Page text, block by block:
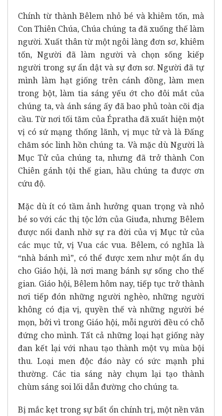
Chính từ thành Bêlem nhỏ bé và khiêm tốn, mà
Con Thiên Chúa, Chúa chúng ta đã xuống thế làm
người. Xuất thân từ một ngôi làng đơn sơ, khiêm
tốn, Người đã làm người và chọn sống kiếp
người trong sự ẩn dật và sự đơn sơ. Người đã tự
mình làm hạt giống trên cánh đồng, làm men
trong bột, làm tia sáng yếu ớt cho đôi mắt của
chúng ta, và ánh sáng ấy đã bao phủ toàn cõi địa
cầu. Từ nơi tối tăm của Épratha đã xuất hiện một
vị có sứ mạng thống lãnh, vị mục tử và là Ðấng
chăm sóc linh hồn chúng ta. Và mặc dù Người là
Mục Tử của chúng ta, nhưng đã trở thành Con
Chiên gánh tội thế gian, hầu chúng ta được ơn
cứu độ.
Mặc dù ít có tầm ảnh hưởng quan trọng và nhỏ
bé so với các thị tộc lớn của Giuđa, nhưng Bêlem
được nổi danh nhờ sự ra đời của vị Mục tử của
các mục tử, vị Vua các vua. Bêlem, có nghĩa là
“nhà bánh mì”, có thể được xem như một ẩn dụ
cho Giáo hội, là nơi mang bánh sự sống cho thế
gian. Giáo hội, Bêlem hôm nay, tiếp tục trở thành
nơi tiếp đón những người nghèo, những người
không có địa vị, quyền thế và những người bé
mọn, bởi vì trong Giáo hội, mỗi người đều có chỗ
đứng cho mình. Tất cả những loại hạt giống này
đan kết lại với nhau tạo thành một vụ mùa bội
thu. Loại men độc đáo này có sức mạnh phi
thường. Các tia sáng này chụm lại tạo thành
chùm sáng soi lối dẫn đường cho chúng ta.
Bị mắc kẹt trong sự bất ổn chính trị, một nền văn